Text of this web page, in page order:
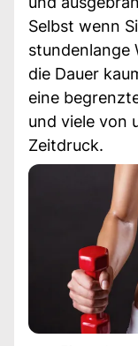
Selbst wenn
stundenlange
die Dauer
eine
und viele von
Zeitdruck.